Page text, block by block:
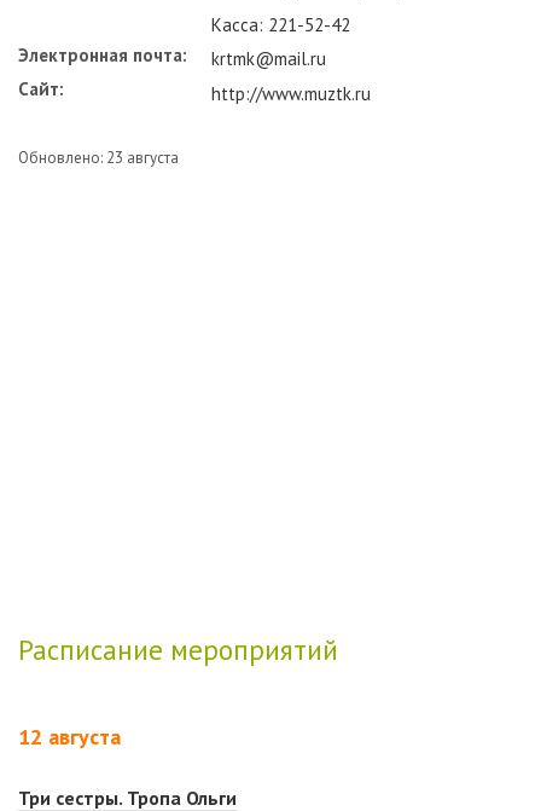
Касса: 221-52-42
Электронная почта:
krtmk@mail.ru
Сайт:
http://www.muztk.ru
Обновлено: 23 августа
Расписание мероприятий
12 августа
Три сестры. Тропа Ольги